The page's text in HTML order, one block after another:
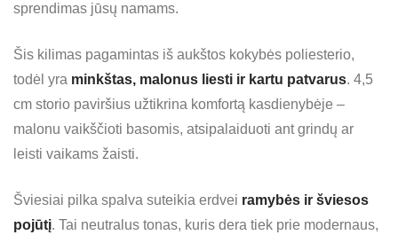
sprendimas jūsų namams.
Šis kilimas pagamintas iš aukštos kokybės poliesterio,
todėl yra minkštas, malonus liesti ir kartu patvarus. 4,5
cm storio paviršius užtikrina komfortą kasdienybėje –
malonu vaikščioti basomis, atsipalaiduoti ant grindų ar
leisti vaikams žaisti.
Šviesiai pilka spalva suteikia erdvei ramybės ir šviesos
pojūtį. Tai neutralus tonas, kuris dera tiek prie modernaus,